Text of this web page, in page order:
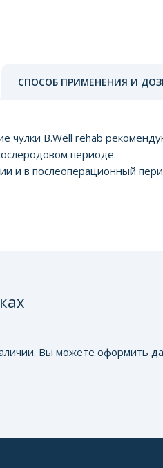
СПОСОБ ПРИМЕНЕНИЯ И
чулки B.Well rehab
периоде.
и в послеоперационный
Вы можете оформить